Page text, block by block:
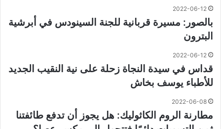
2022-06-12
بالصور: مسيرة قربانية للجنة السينودس في أبرشية
البترون
2022-06-12
قداس في سيدة النجاة زحلة على نية النقيب الجديد
للأطباء يوسف بخاش
2022-06-08
مطارنة الروم الكاثوليك: هل يجوز أن تدفع طائفتنا